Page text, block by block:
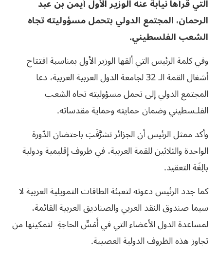
التي قرأها نيابة عنه الوزير الأول أيمن بن عبد
الرحمان، المجتمع الدولي بتحمل مسؤوليته تجاه
الشعب الفلسطيني.
وفي كلمة الرئيس التي ألقها الوزير الأول بمناسبة افتتاح
أشغال القمة الـ 32 لجامعة الدول العربية العربية، دعا
المجتمع الدولي إلى تحمل مسؤوليته تجاه الشعب
الفلـسطيني وضمان حمايته وحماية مقدساته.
وأكد ممثل الرئيس أن الجزائر تشرَّفَتِ باحتضان الدّورة
الواحدة والثلاثين للقمة العربية، في ظروف إقليمية ودولية
بالِغَة التعقيد.
كما جدد الرئيس دعوته لتعبئة الطاقات التمويلية العربية لا
سيما صندوق النقد العربي والصناديق العربية القائمة،
لمساعدة الدول الأعضاء التي في أَمَسِّ الحاجةِ لتمكينها من
تجاوز هذه الظروف الدولية العصيبة.